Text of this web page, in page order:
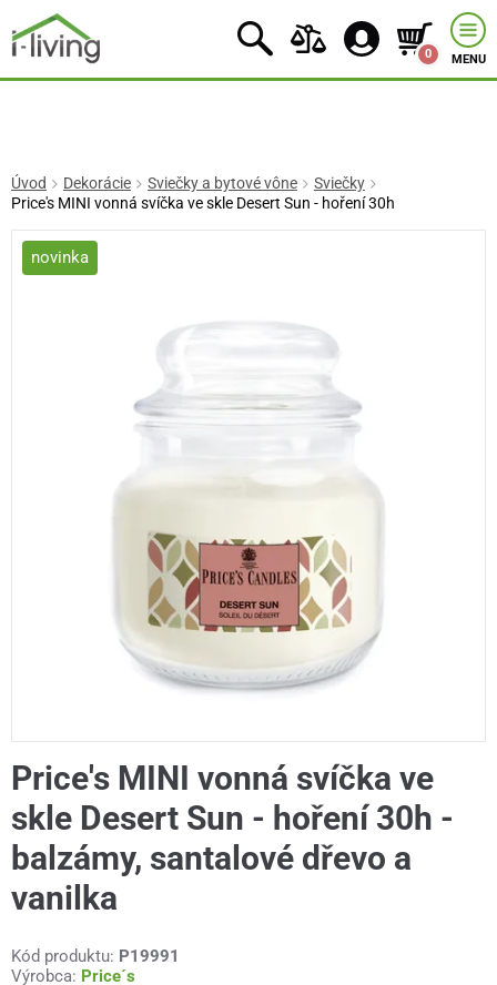
0 MENU
Úvod Dekorácie Sviečky a bytové vône
Sviečky
Price's MINI vonná svíčka ve skle Desert Sun - hoření 30h
novinka
Price's MINI vonná svíčka ve
skle Desert Sun - hoření 30h -
balzámy, santalové dřevo a
vanilka
Kód produktu: P19991
Výrobca: Price´s